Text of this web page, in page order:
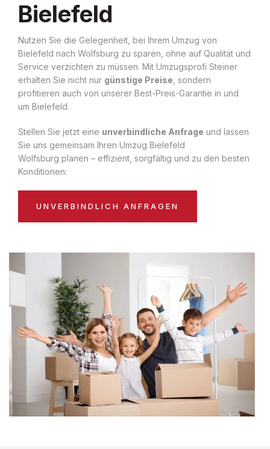
Bielefeld
Nutzen Sie die Gelegenheit, bei Ihrem Umzug von
Bielefeld nach Wolfsburg zu sparen, ohne auf Qualität und
Service verzichten zu müssen. Mit Umzugsprofi Steiner
erhalten Sie nicht nur günstige Preise , sondern
profitieren auch von unserer Best-Preis-Garantie in und
um Bielefeld.
Stellen Sie jetzt eine unverbindliche Anfrage und lassen
Sie uns gemeinsam Ihren Umzug Bielefeld
Wolfsburg planen – effizient, sorgfältig und zu den besten
Konditionen:
UNVERBINDLICH ANFRAGEN